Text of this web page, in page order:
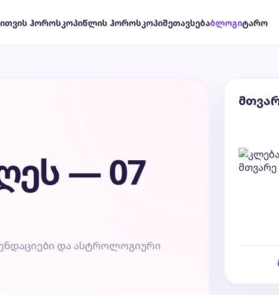
თვის ჰოროსკოპიწლის ჰოროსკოპიშეთავსებაბლოგიტარო
— 07
და ასტროლოგიური